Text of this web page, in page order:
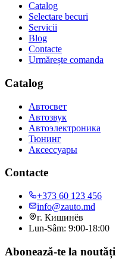
Catalog
Selectare becuri
Servicii
Blog
Contacte
Urmărește comanda
Catalog
Автосвет
Автозвук
Автоэлектроника
Тюнинг
Аксессуары
Contacte
+373 60 123 456
info@zauto.md
г. Кишинёв
Lun-Sâm: 9:00-18:00
Abonează-te la noutăți